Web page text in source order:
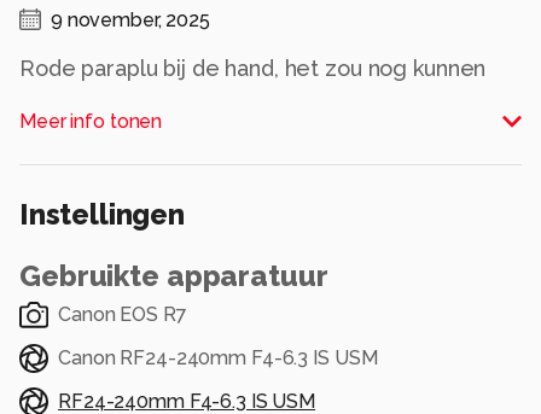
9 november, 2025
Rode paraplu bij de hand, het zou nog kunnen
niet meer).
Heijmans op CameraNu experience day
Alle rechten voorbehouden
Meer info tonen
Instellingen
Gebruikte apparatuur
Canon EOS R7
Canon RF24-240mm F4-6.3 IS USM
RF24-240mm F4-6.3 IS USM